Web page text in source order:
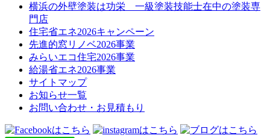
横浜の外壁塗装は功栄 一級塗装技能士在中の塗装専
門店
住宅省エネ2026キャンペーン
先進的窓リノベ2026事業
みらいエコ住宅2026事業
給湯省エネ2026事業
サイトマップ
お知らせ一覧
お問い合わせ・お見積もり